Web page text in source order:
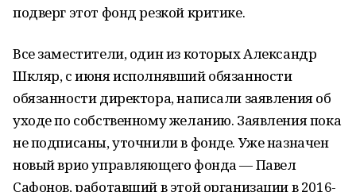
подверг этот фонд резкой критике.
Все заместители, один из которых Александр
Шкляр, с июня исполнявший обязанности
обязанности директора, написали заявления об
уходе по собственному желанию. Заявления пока
не подписаны, уточнили в фонде. Уже назначен
новый врио управляющего фонда — Павел
Сафонов, работавший в этой организации в 2016-